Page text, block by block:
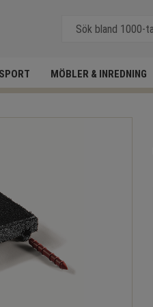
SPORT MÖBLER & INREDNING